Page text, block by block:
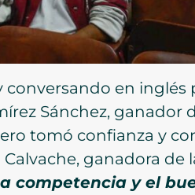
conversando en inglés
Sánchez, ganador
tomó confianza y
ganadora de
competencia y el